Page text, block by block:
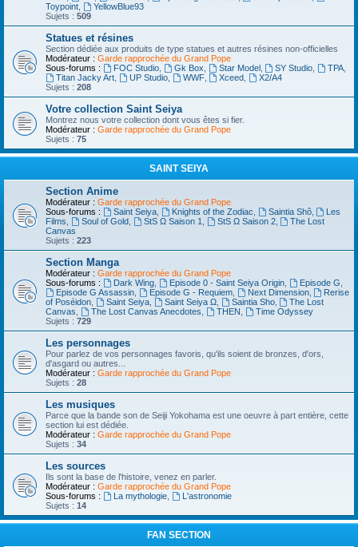
Toypoint
YellowBlue93
Sujets : 509
Statues et résines
Section dédiée aux produits de type statues et autres résines non-officielles
Modérateur : Garde rapprochée du Grand Pope
Sous-forums :
FOC Studio, Gk Box Star Model, SY Studio TPA
Titan Jacky Art, UP Studio, WWF, Xceed
X2/A4
Sujets : 208
Votre collection Saint Seiya
Montrez nous votre collection dont vous êtes si fier.
Modérateur : Garde rapprochée du Grand Pope
Sujets : 75
SAINT SEIYA
Section Anime
Modérateur : Garde rapprochée du Grand Pope
Sous-forums :
Saint Seiya, Knights of the Zodiac Saintia Shô,
Les
Films
Soul of Gold, StS Ω Saison 1 StS Ω Saison 2,
The Lost
Canvas
Sujets : 223
Section Manga
Modérateur : Garde rapprochée du Grand Pope
Sous-forums :
Dark Wing, Episode 0 - Saint Seiya Origin, Episode G
Episode G Assassin, Episode G - Requiem, Next Dimension,
Rerise
of Poséidon
Saint Seiya, Saint Seiya Ω, Saintia Sho,
The Lost
Canvas
The Lost Canvas Anecdotes THEN
Time Odyssey
Sujets : 729
Les personnages
Pour parlez de vos personnages favoris, qu'ils soient de bronzes, d'ors,
d'asgard ou autres...
Modérateur : Garde rapprochée du Grand Pope
Sujets : 28
Les musiques
Parce que la bande son de Seiji Yokohama est une oeuvre à part entière, cette
section lui est dédiée.
Modérateur : Garde rapprochée du Grand Pope
Sujets : 34
Les sources
Ils sont la base de l'histoire, venez en parler.
Modérateur : Garde rapprochée du Grand Pope
Sous-forums :
La mythologie,
L'astronomie
Sujets : 14
FAN SECTION